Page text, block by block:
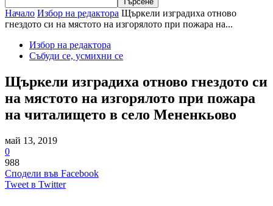
Начало Избор на редактора Щъркели изградиха отново
гнездото си на мястото на изгорялото при пожара на...
Избор на редактора
Събуди се, усмихни се
Щъркели изградиха отново гнездото си
на мястото на изгорялото при пожара
на читалището в село Мененкьово
май 13, 2019
0
988
Сподели във Facebook
Tweet в Twitter